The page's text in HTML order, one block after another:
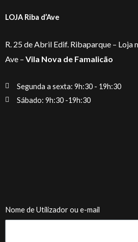
LOJA Riba d’Ave
R. 25 de Abril Edif. Ribaparque – Loja
Ave – Vila Nova de Famalicão
Segunda a sexta: 9h:30 - 19h:30
Sábado: 9h:30 -19h:30
Nome de Utilizador ou e-mail